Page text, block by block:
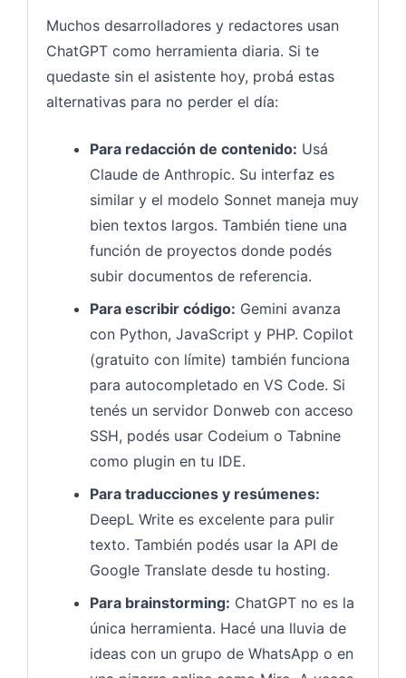
Muchos desarrolladores y redactores usan
ChatGPT como herramienta diaria. Si te
quedaste sin el asistente hoy, probá estas
alternativas para no perder el día:
Para redacción de contenido: Usá
Claude de Anthropic. Su interfaz es
similar y el modelo Sonnet maneja muy
bien textos largos. También tiene una
función de proyectos donde podés
subir documentos de referencia.
Para escribir código: Gemini avanza
con Python, JavaScript y PHP. Copilot
(gratuito con límite) también funciona
para autocompletado en VS Code. Si
tenés un servidor Donweb con acceso
SSH, podés usar Codeium o Tabnine
como plugin en tu IDE.
Para traducciones y resúmenes:
DeepL Write es excelente para pulir
texto. También podés usar la API de
Google Translate desde tu hosting.
Para brainstorming: ChatGPT no es la
única herramienta. Hacé una lluvia de
ideas con un grupo de WhatsApp o en